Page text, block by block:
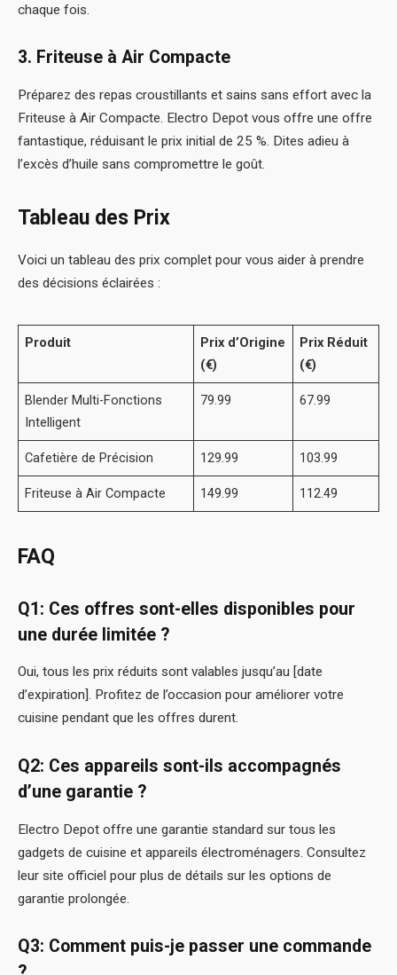
chaque fois.
3. Friteuse à Air Compacte
Préparez des repas croustillants et sains sans effort avec la
Friteuse à Air Compacte. Electro Depot vous offre une offre
fantastique, réduisant le prix initial de 25 %. Dites adieu à
l’excès d’huile sans compromettre le goût.
Tableau des Prix
Voici un tableau des prix complet pour vous aider à prendre
des décisions éclairées :
Produit
Prix d’Origine
(€)
Prix Réduit
(€)
Blender Multi-Fonctions
Intelligent
79.99 67.99
Cafetière de Précision 129.99 103.99
Friteuse à Air Compacte 149.99 112.49
FAQ
Q1: Ces offres sont-elles disponibles pour
une durée limitée ?
Oui, tous les prix réduits sont valables jusqu’au [date
d’expiration]. Profitez de l’occasion pour améliorer votre
cuisine pendant que les offres durent.
Q2: Ces appareils sont-ils accompagnés
d’une garantie ?
Electro Depot offre une garantie standard sur tous les
gadgets de cuisine et appareils électroménagers. Consultez
leur site officiel pour plus de détails sur les options de
garantie prolongée.
Q3: Comment puis-je passer une commande